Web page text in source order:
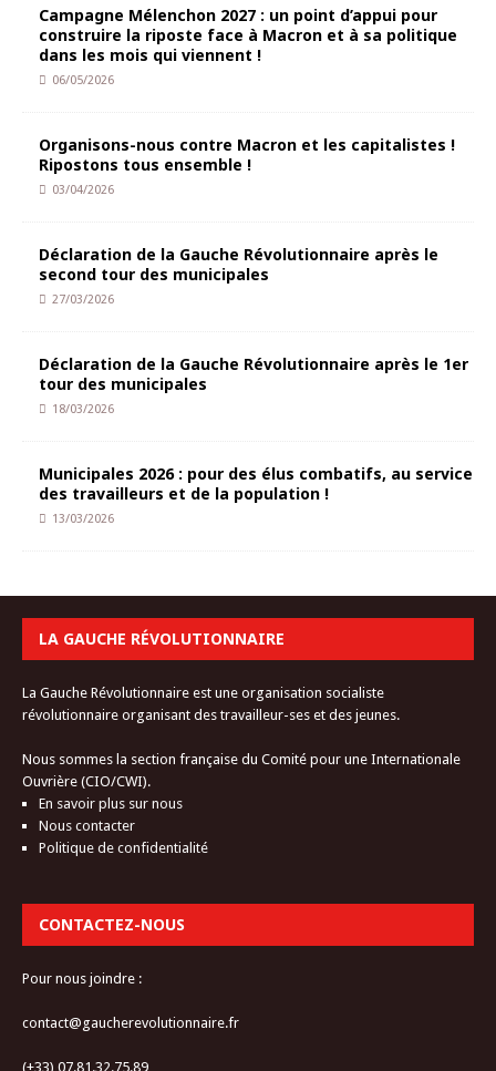
Campagne Mélenchon 2027 : un point d’appui pour
construire la riposte face à Macron et à sa politique
dans les mois qui viennent !
06/05/2026
Organisons-nous contre Macron et les capitalistes !
Ripostons tous ensemble !
03/04/2026
Déclaration de la Gauche Révolutionnaire après le
second tour des municipales
27/03/2026
Déclaration de la Gauche Révolutionnaire après le 1er
tour des municipales
18/03/2026
Municipales 2026 : pour des élus combatifs, au service
des travailleurs et de la population !
13/03/2026
LA GAUCHE RÉVOLUTIONNAIRE
La Gauche Révolutionnaire est une organisation socialiste
révolutionnaire organisant des travailleur-ses et des jeunes.
Nous sommes la section française du Comité pour une Internationale
Ouvrière (CIO/CWI).
En savoir plus sur nous
Nous contacter
Politique de confidentialité
CONTACTEZ-NOUS
Pour nous joindre :
contact@gaucherevolutionnaire.fr
(+33) 07.81.32.75.89